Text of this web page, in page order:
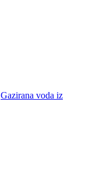
Gazirana voda iz